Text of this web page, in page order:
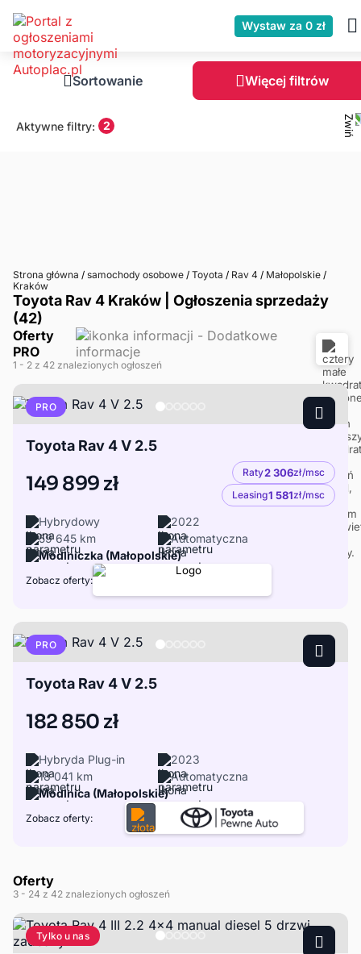
Wystaw za 0 zł
Sortowanie Więcej filtrów
Aktywne filtry: 2
Strona główna / samochody osobowe / Toyota / Rav 4 / Małopolskie /
Kraków
Toyota Rav 4 Kraków | Ogłoszenia sprzedaży
(42)
Oferty
PRO
1 - 2 z 42 znalezionych ogłoszeń
PRO
Toyota Rav 4 V 2.5
149 899 zł Raty2 306zł/msc
Leasing1 581zł/msc
Hybrydowy
2022
59 645 km
Automatyczna
Modlniczka (Małopolskie)
Zobacz oferty:
PRO
Toyota Rav 4 V 2.5
182 850 zł
Hybryda Plug-in
2023
18 041 km
Automatyczna
Modlnica (Małopolskie)
Zobacz oferty:
Oferty
3 - 24 z 42 znalezionych ogłoszeń
Tylko u nas